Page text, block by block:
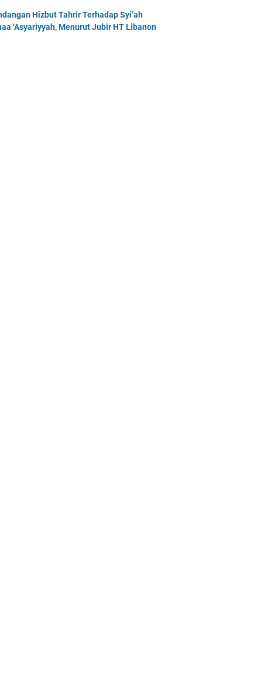
Hizbut Tahrir Terhadap Syi’ah
‘Asyariyyah, Menurut Jubir HT Libanon